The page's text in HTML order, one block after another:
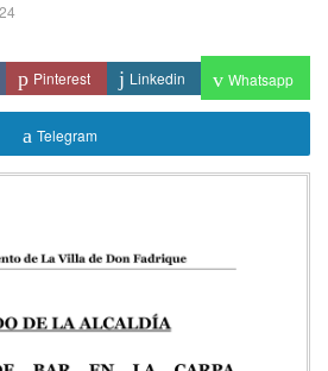
Pinterest Linkedin Whatsapp
Telegram